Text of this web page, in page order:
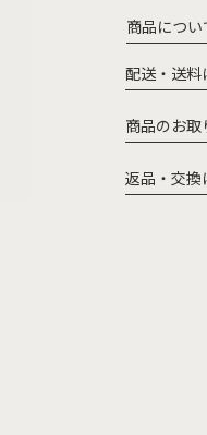
商品につ
配送・送料
商品のお取
返品・交換